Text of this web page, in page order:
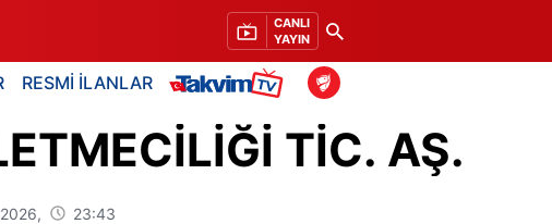
CANLI
YAYIN
RESMİ İLANLAR
TİC. AŞ.
23:43